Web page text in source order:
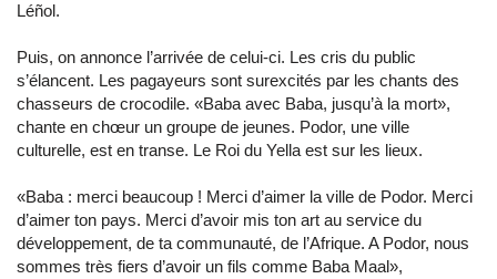
Léñol.
Puis, on annonce l’arrivée de celui-ci. Les cris du public
s’élancent. Les pagayeurs sont surexcités par les chants des
chasseurs de crocodile. «Baba avec Baba, jusqu’à la mort»,
chante en chœur un groupe de jeunes. Podor, une ville
culturelle, est en transe. Le Roi du Yella est sur les lieux.
«Baba : merci beaucoup ! Merci d’aimer la ville de Podor. Merci
d’aimer ton pays. Merci d’avoir mis ton art au service du
développement, de ta communauté, de l’Afrique. A Podor, nous
sommes très fiers d’avoir un fils comme Baba Maal»,